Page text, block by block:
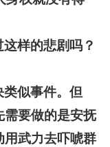
样的悲剧吗？
似事件。但
需要做的是安抚
用武力去吓唬群